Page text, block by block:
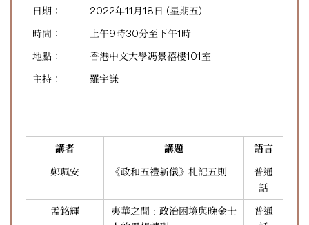
日期：
2022年11月18日 (星期五)
時間：
上午9時30分至下午1時
地點：
香港中文大學馮景禧樓101室
主持：
羅宇謙
講者 講題
語言
鄭珮安
《政和五禮新儀》札記五則
普通
話
孟銘輝
夷華之間﹕政治困境與晚金士
普通